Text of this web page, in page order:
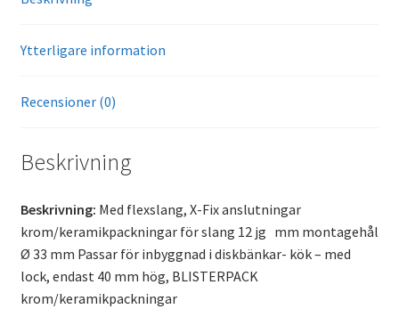
Ytterligare information
Recensioner (0)
Beskrivning
Beskrivning: Med flexslang, X-Fix anslutningar
krom/keramikpackningar för slang 12 jg mm montagehål
Ø 33 mm Passar för inbyggnad i diskbänkar- kök – med
lock, endast 40 mm hög, BLISTERPACK
krom/keramikpackningar